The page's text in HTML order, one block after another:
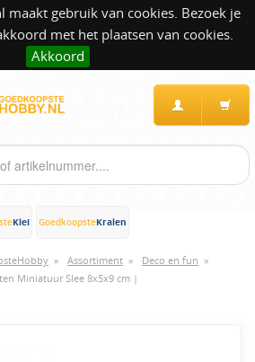
maakt gebruik van cookies. Bezoek je
met het plaatsen van cookies.
Akkoord
Klei GoedkoopsteKralen
» Assortiment » Deco en fun »
Miniatuur Slee 8x5x9 cm |